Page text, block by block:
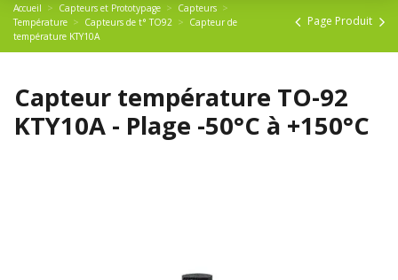
Accueil Capteurs et Prototypage
Capteurs
Température
Capteurs de t° TO92
Capteur de
température KTY10A
Page Produit
Capteur température TO-92
KTY10A - Plage -50°C à +150°C